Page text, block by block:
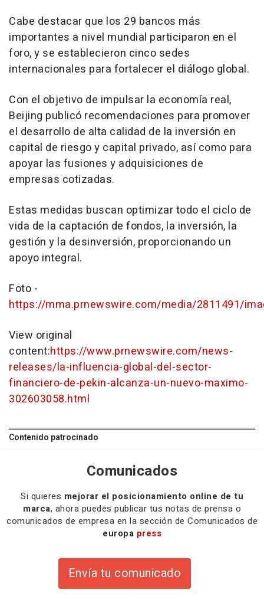
Cabe destacar que los 29 bancos más
importantes a nivel mundial participaron en el
foro, y se establecieron cinco sedes
internacionales para fortalecer el diálogo global.
Con el objetivo de impulsar la economía real,
Beijing publicó recomendaciones para promover
el desarrollo de alta calidad de la inversión en
capital de riesgo y capital privado, así como para
apoyar las fusiones y adquisiciones de
empresas cotizadas.
Estas medidas buscan optimizar todo el ciclo de
vida de la captación de fondos, la inversión, la
gestión y la desinversión, proporcionando un
apoyo integral.
Foto -
https://mma.prnewswire.com/media/2811491/
View original
content:https://www.prnewswire.com/news-
releases/la-influencia-global-del-sector-
financiero-de-pekin-alcanza-un-nuevo-maximo-
302603058.html
Contenido patrocinado
Comunicados
Si quieres mejorar el posicionamiento online de tu
marca, ahora puedes publicar tus notas de prensa o
comunicados de empresa en la sección de Comunicados de
europa press
Envía tu comunicado